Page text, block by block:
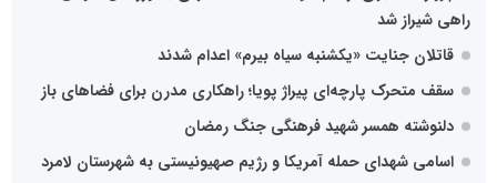
راهی شیراز شد
قاتلان جنایت «یکشنبه‌ سیاه بیرم» اعدام شدند
سقف متحرک پارچه‌ای پیراژ پویا؛ راهکاری مدرن برای فضاهای باز
دلنوشته همسر شهید فرهنگی جنگ رمضان
اسامی شهدای حمله آمریکا و رژیم صهیونیستی به شهرستان لامرد